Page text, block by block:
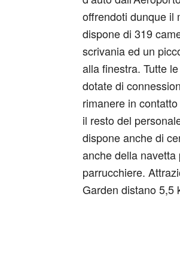
offrendoti dunque il
dispone di 319
scrivania ed un
alla finestra. Tutte
dotate di
rimanere in
il resto del
dispone anche di
anche della navetta
parrucchiere.
Garden distano 5,5